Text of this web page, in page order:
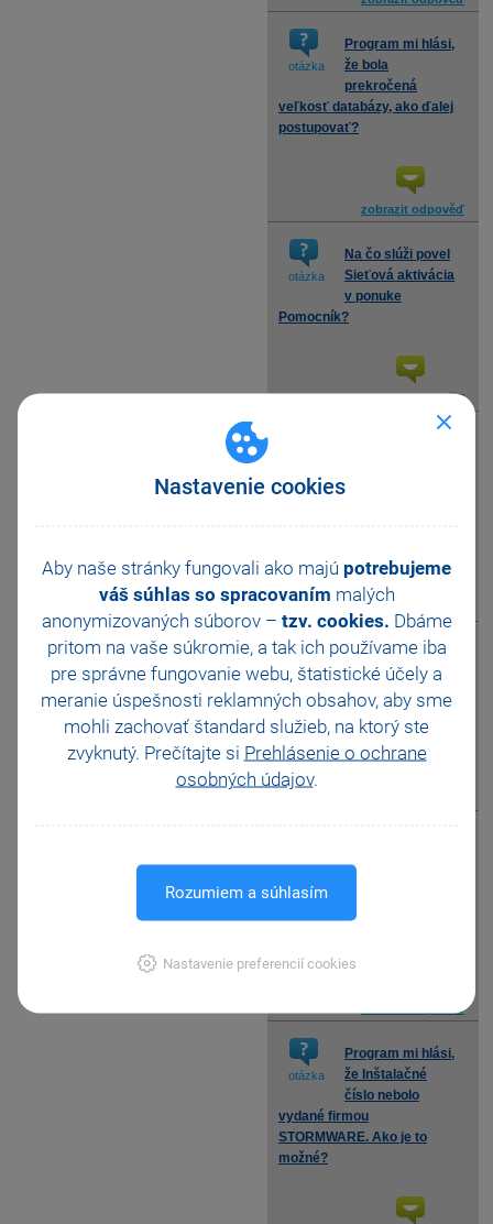
Nastavenie cookies
Aby naše stránky fungovali ako majú potrebujeme
váš súhlas so spracovaním malých
anonymizovaných súborov – tzv. cookies. Dbáme
pritom na vaše súkromie, a tak ich používame iba
pre správne fungovanie webu, štatistické účely a
meranie úspešnosti reklamných obsahov, aby sme
mohli zachovať štandard služieb, na ktorý ste
zvyknutý. Prečítajte si Prehlásenie o ochrane
osobných údajov.
Rozumiem a súhlasím
Nastavenie preferencií cookies
otázka
Program mi hlási,
že bola
prekročená
veľkosť databázy, ako ďalej
postupovať?
zobrazit odpověď
otázka
Na čo slúži povel
Sieťová aktivácia
v ponuke
Pomocník?
zobrazit odpověď
Deaktivovať a
zobrazit odpověď
otázka
Ako zistím, že
program bol
úspešne
aktivovaný?
otázka
nutné aktivovať a
zobrazit odpověď
otázka
Program mi hlási,
že Inštalačné
číslo nebolo
vydané firmou
STORMWARE. Ako je to
možné?